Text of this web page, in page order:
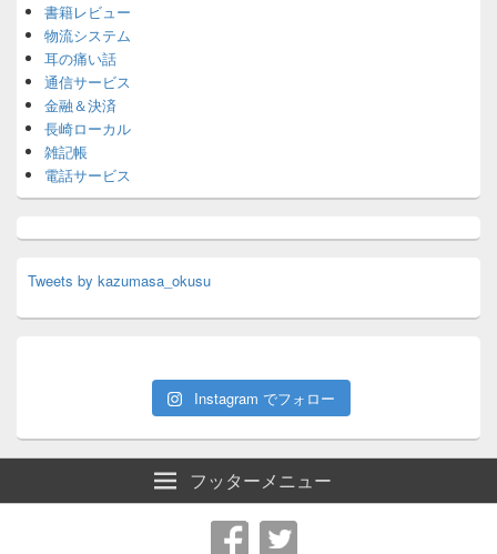
書籍レビュー
物流システム
耳の痛い話
通信サービス
金融＆決済
長崎ローカル
雑記帳
電話サービス
Tweets by kazumasa_okusu
Instagram でフォロー
フッターメニュー